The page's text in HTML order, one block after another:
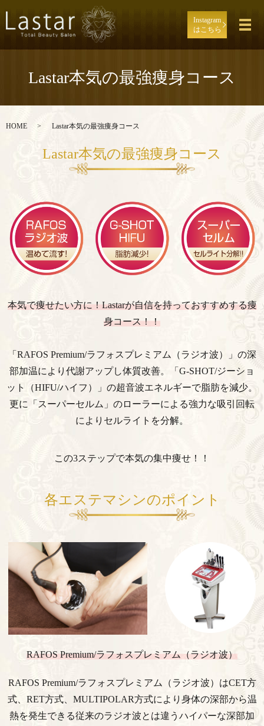
Instagram
はこちら
メ
Lastar本気の最強痩身コース
HOME Lastar本気の最強痩身コース
Lastar本気の最強痩身コース
本気で痩せたい方に！Lastarが自信を持っておすすめする痩
身コース！！
「RAFOS Premium/ラフォスプレミアム（ラジオ波）」の深
部加温により代謝アップし体質改善。
「G-SHOT/ジーショ
ット（HIFU/ハイフ）」の超音波エネルギーで脂肪を減少。
更に「スーパーセルム」のローラーによる強力な吸引回転
によりセルライトを分解。
この3ステップで本気の集中痩せ！！
各エステマシンのポイント
RAFOS Premium/ラフォスプレミアム（ラジオ波）
RAFOS Premium/ラフォスプレミアム（ラジオ波）はCET方
式、RET方式、 MULTIPOLAR方式により身体の深部から温
熱を発生できる従来のラジオ波とは違うハイパーな深部加